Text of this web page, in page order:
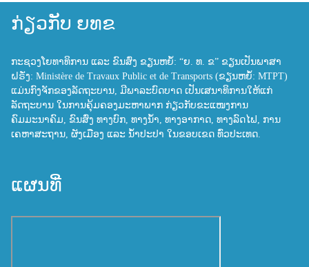
ກ່ຽວກັບ ຍທຂ
ກະຊວງໂຍທາທິການ ແລະ ຂົນສົ່ງ ຂຽນຫຍໍ້: “ຍ. ທ. ຂ” ຂຽນເປັນພາສາ
ຝຣັ່ງ: Ministère de Travaux Public et de Transports (ຂຽນຫຍໍ້: MTPT)
ແມ່ນກົງຈັກຂອງລັດຖະບານ, ມີພາລະບົດບາດ ເປັນເສນາທິການໃຫ້ແກ່
ລັດຖະບານ ໃນການຄຸ້ມຄອງມະຫາພາກ ກ່ຽວກັບຂະແໜງການ
ຄົມມະນາຄົມ, ຂົນສົ່ງ ທາງບົກ, ທາງນ້ຳ, ທາງອາກາດ, ທາງລົດໄຟ, ການ
ເຄຫາສະຖານ, ຜັງເມືອງ ແລະ ນ້ຳປະປາ ໃນຂອບເຂດ ທົ່ວປະເທດ.
ແຜນທີ່